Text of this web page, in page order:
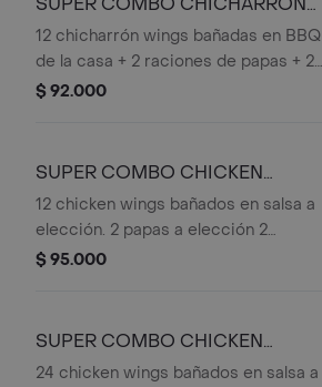
rellenas de chicharrón y queso
crujientes aros de cebolla 2
porciones de papas a la francesa y
de ajo bbq crema agria y queso
costeño rallado
WINGS X12
12 chicharrón wings bañadas en BBQ
de la casa + 2 raciones de papas + 2
mazorcas + queso papialpa + salsa de
$ 92.000
SUPER COMBO CHICKEN
WINGS X12
12 chicken wings bañados en salsa a
elección. 2 papas a elección 2
mazorcas al estilo Pigasus 5 dedos
ajo.
$ 95.000
SUPER COMBO CHICKEN
WINGS X24
24 chicken wings bañados en salsa a